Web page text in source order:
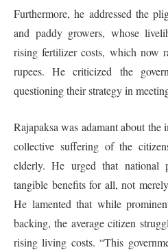
Furthermore, he addressed the
and paddy growers, whose
rising fertilizer costs, which now
rupees. He criticized the
questioning their strategy in
Rajapaksa was adamant about
collective suffering of the
elderly. He urged that national
tangible benefits for all, not
He lamented that while
backing, the average citizen
rising living costs. “This